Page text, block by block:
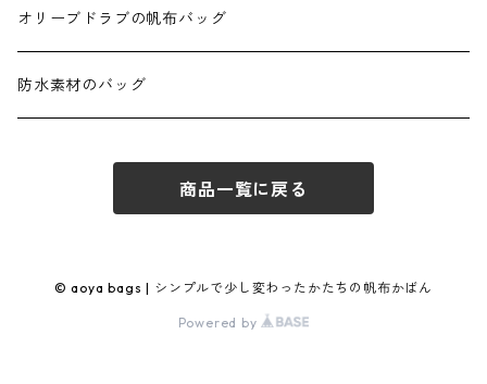
ダブルポケットトート
ダブルポケット2WAYトート
トートバッグ03 BOX
プランプトート
正方形ミニショルダー
ショルダースクエア
ミニショルダースクエア
ブランコポシェット
オリーブドラブの帆布バッグ
防水素材のバッグ
商品一覧に戻る
© aoya bags | シンプルで少し変わったかたちの帆布かばん
Powered by